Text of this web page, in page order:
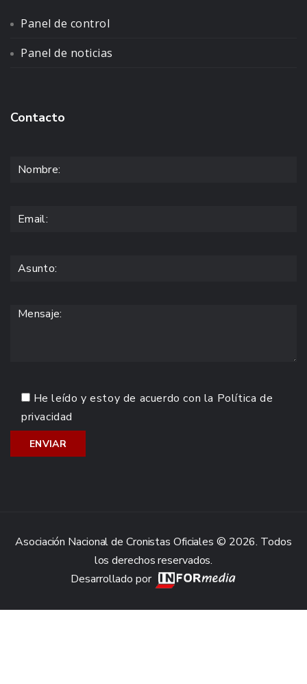
Panel de control
Panel de noticias
Contacto
He leído y estoy de acuerdo con la Política de
privacidad
Asociación Nacional de Cronistas Oficiales © 2026. Todos
los derechos reservados.
Desarrollado por